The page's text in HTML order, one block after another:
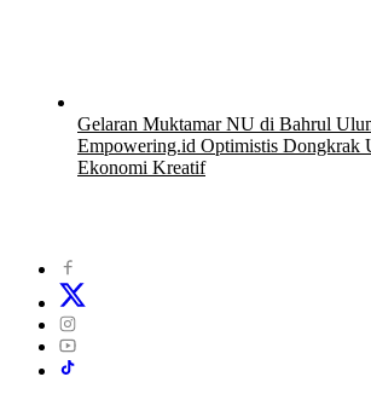
Gelaran Muktamar NU di Bahrul
Empowering.id Optimistis Dongkrak
Ekonomi Kreatif